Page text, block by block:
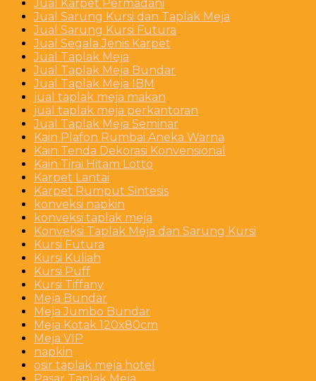
Jual Karpet Permadani
Jual Sarung Kursi dan Taplak Meja
Jual Sarung Kursi Futura
Jual Segala Jenis Karpet
Jual Taplak Meja
Jual Taplak Meja Bundar
Jual Taplak Meja IBM
jual taplak meja makan
jual taplak meja perkantoran
Jual Taplak Meja Seminar
Kain Plafon Rumbai Aneka Warna
Kain Tenda Dekorasi Konvensional
Kain Tirai Hitam Lotto
Karpet Lantai
Karpet Rumput Sintesis
konveksi napkin
konveksi taplak meja
Konveksi Taplak Meja dan Sarung Kursi
Kursi Futura
Kursi Kuliah
Kursi Puff
Kursi Tiffany
Meja Bundar
Meja Jumbo Bundar
Meja Kotak 120x80cm
Meja VIP
napkin
osir taplak meja hotel
Pasar Taplak Meja